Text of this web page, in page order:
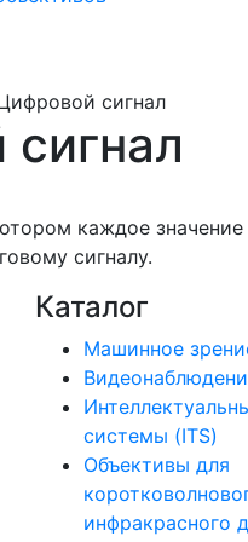
сигнал
каждое
сигналу.
Каталог
Машинное
системы (ITS)
Объективы для
инфракрасного